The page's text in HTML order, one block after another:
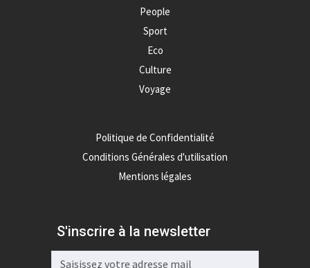
People
Sport
Eco
Culture
Voyage
Politique de Confidentialité
Conditions Générales d'utilisation
Mentions légales
S'inscrire à la newsletter